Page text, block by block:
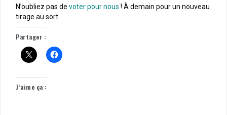
N’oubliez pas de voter pour nous ! À demain pour un nouveau
tirage au sort.
Partager :
J’aime ça :